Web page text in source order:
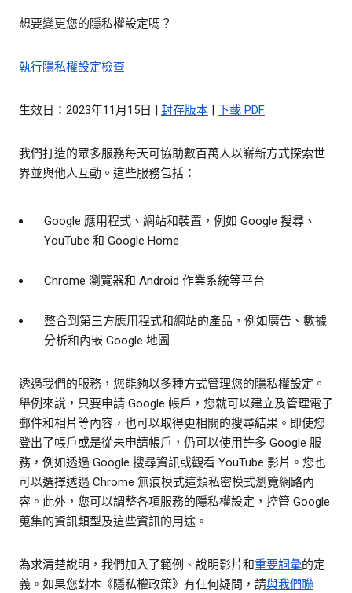
想要變更您的隱私權設定嗎？
執行隱私權設定檢查
生效日：2023年11月15日 | 封存版本 | 下載 PDF
我們打造的眾多服務每天可協助數百萬人以嶄新方式探索世
界並與他人互動。這些服務包括：
Google 應用程式、網站和裝置，例如 Google 搜尋、
YouTube 和 Google Home
Chrome 瀏覽器和 Android 作業系統等平台
整合到第三方應用程式和網站的產品，例如廣告、數據
分析和內嵌 Google 地圖
透過我們的服務，您能夠以多種方式管理您的隱私權設定。
舉例來說，只要申請 Google 帳戶，您就可以建立及管理電子
郵件和相片等內容，也可以取得更相關的搜尋結果。即使您
登出了帳戶或是從未申請帳戶，仍可以使用許多 Google 服
務，例如透過 Google 搜尋資訊或觀看 YouTube 影片。您也
可以選擇透過 Chrome 無痕模式這類私密模式瀏覽網路內
容。此外，您可以調整各項服務的隱私權設定，控管 Google
蒐集的資訊類型及這些資訊的用途。
為求清楚說明，我們加入了範例、說明影片和重要詞彙的定
義。如果您對本《隱私權政策》有任何疑問，請與我們聯